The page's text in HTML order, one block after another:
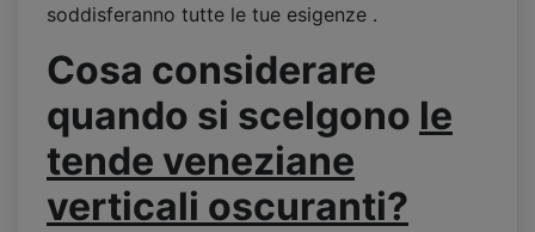
soddisferanno tutte le tue esigenze .
Cosa considerare
quando si scelgono le
tende veneziane
verticali oscuranti?